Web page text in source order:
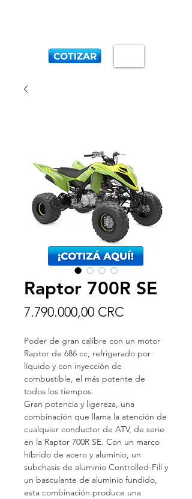
Raptor 700R SE
7.790.000,00 CRCPrecio
Poder de gran calibre con un motor
Raptor de 686 cc, refrigerado por
líquido y con inyección de
combustible, el más potente de
todos los tiempos.
Gran potencia y ligereza, una
combinación que llama la atención de
cualquier conductor de ATV, de serie
en la Raptor 700R SE. Con un marco
híbrido de acero y aluminio, un
subchasis de aluminio Controlled-Fill y
un basculante de aluminio fundido,
esta combinación produce una